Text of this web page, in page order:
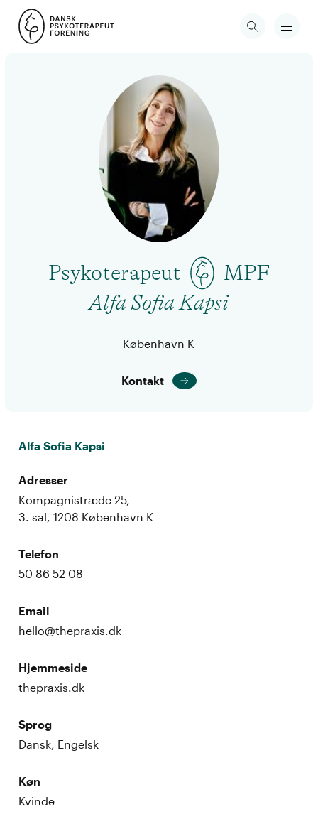
Psykoterapeut
MPF
Alfa Sofia Kapsi
København K
Kontakt
Alfa Sofia Kapsi
Adresser
Kompagnistræde 25,
3. sal, 1208 København K
Telefon
50 86 52 08
Email
hello@thepraxis.dk
Hjemmeside
thepraxis.dk
Sprog
Dansk, Engelsk
Køn
Kvinde